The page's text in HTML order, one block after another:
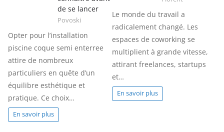
de se lancer
Povoski
Opter pour l’installation
piscine coque semi enterree
attire de nombreux
particuliers en quête d’un
équilibre esthétique et
pratique. Ce choix…
En savoir plus
Le monde du travail a
radicalement changé. Les
espaces de coworking se
multiplient à grande vitesse,
attirant freelances, startups
et…
En savoir plus